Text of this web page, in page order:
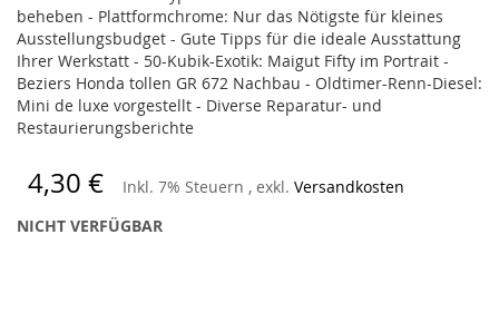
beheben - Plattformchrome: Nur das Nötigste für kleines
Ausstellungsbudget - Gute Tipps für die ideale Ausstattung
Ihrer Werkstatt - 50-Kubik-Exotik: Maigut Fifty im Portrait -
Beziers Honda tollen GR 672 Nachbau - Oldtimer-Renn-Diesel:
Mini de luxe vorgestellt - Diverse Reparatur- und
Restaurierungsberichte
4,30 € Inkl. 7% Steuern , exkl. Versandkosten
NICHT VERFÜGBAR